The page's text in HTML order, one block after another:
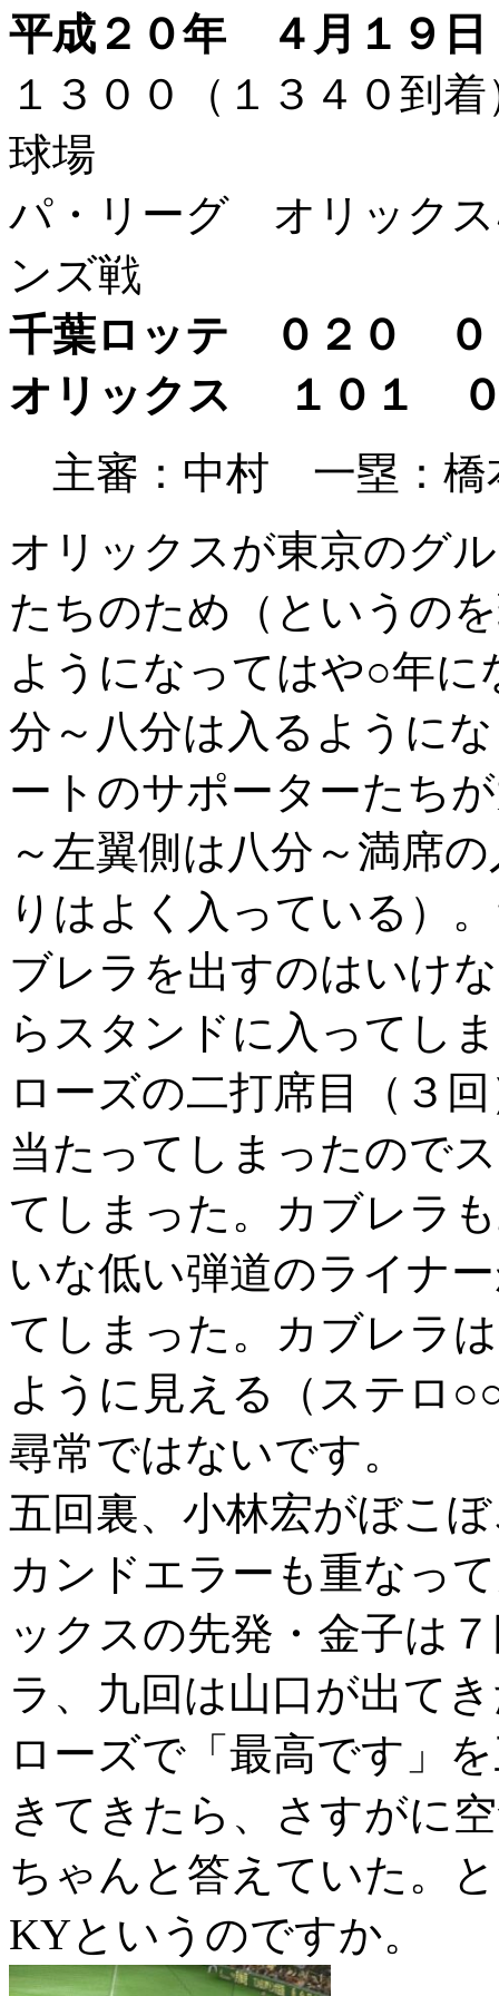
平成２０年 ４月１９日
１３００（１３４０
球場
パ・リーグ オリックス
ンズ戦
千葉ロッテ ０２０
オリックス １０１
主審：中村 一塁：
オリックスが東京のグ
たちのため（というの
ようになってはや○年
分～八分は入るように
ートのサポーターたち
～左翼側は八分～満席
りはよく入っている）
ブレラを出すのはいけ
らスタンドに入ってし
ローズの二打席目（３
当たってしまったので
てしまった。カブレラ
いな低い弾道のライナ
てしまった。カブレラ
ように見える（ステロ
尋常ではないです。
五回裏、小林宏がぼこ
カンドエラーも重なっ
ックスの先発・金子は
ラ、九回は山口が出て
ローズで「最高です」
きてきたら、さすがに
ちゃんと答えていた。
KYというのですか。